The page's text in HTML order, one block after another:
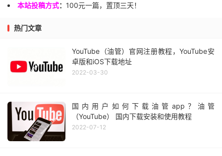
本站投稿方式： 100元一篇，置顶三天！
热门文章
YouTube（油管）官网注册教程，YouTube安
卓版和iOS下载地址
2022-03-30
国内用户如何下载油管app？油管
（YouTube） 国内下载安装和使用教程
2022-07-12